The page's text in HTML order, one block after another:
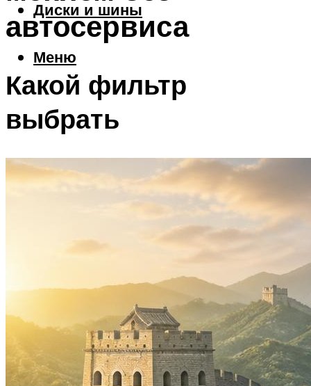
Диски и шины
Меню
автосервиса
Какой фильтр
выбрать